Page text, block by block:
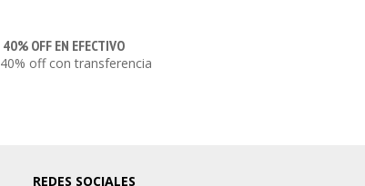
40% OFF EN EFECTIVO
40% off con transferencia
REDES SOCIALES